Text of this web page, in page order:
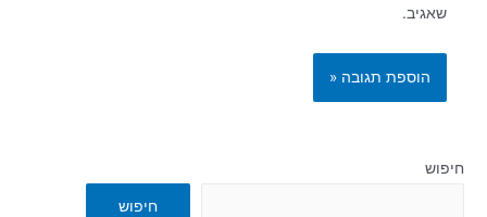
שאגיב.
חיפוש
חיפוש